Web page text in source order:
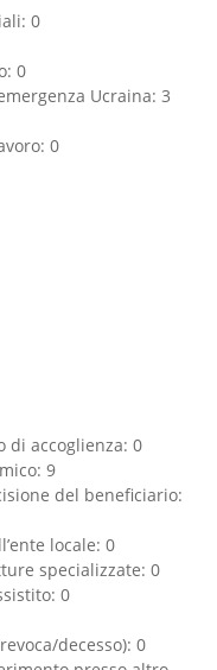
0
0
Ucraina: 3
0
di accoglienza: 0
9
del beneficiario:
locale: 0
specializzate: 0
0
decesso): 0